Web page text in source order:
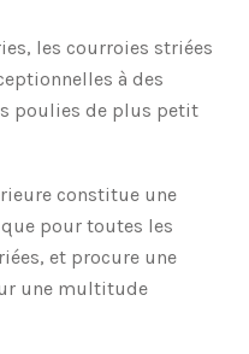
les courroies striées
à des
poulies de plus petit
constitue une
pour toutes les
et procure une
une multitude